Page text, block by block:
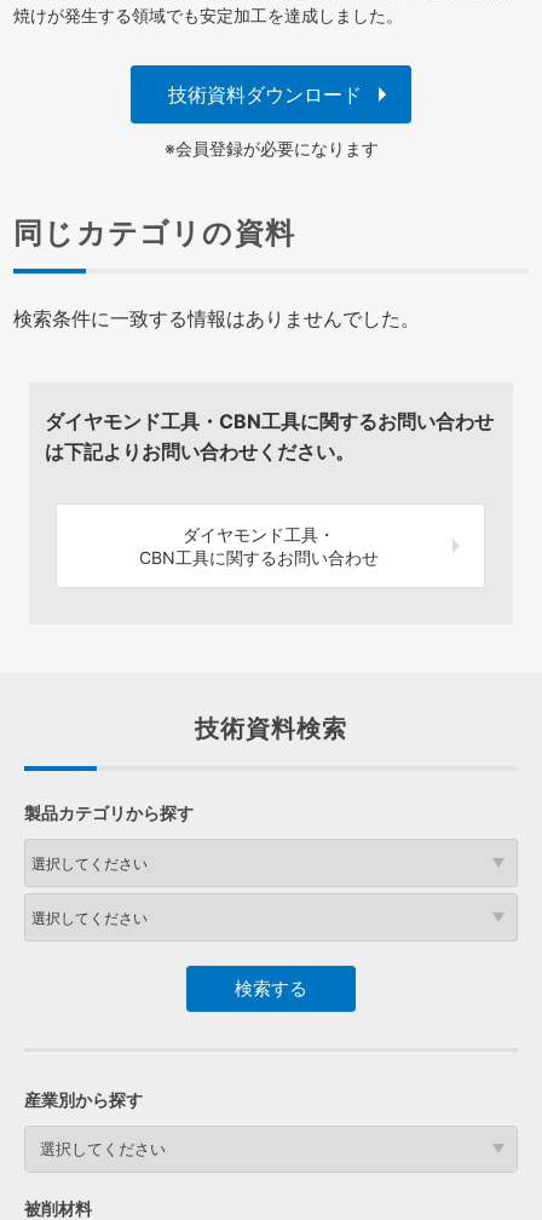
焼けが発生する領域でも安定加工を達成しました。
技術資料ダウンロード
※会員登録が必要になります
同じカテゴリの資料
検索条件に一致する情報はありませんでした。
ダイヤモンド工具・CBN工具に関するお問い合わせ
は下記よりお問い合わせください。
ダイヤモンド工具・
CBN工具に関するお問い合わせ
技術資料検索
製品カテゴリから探す
産業別から探す
選択してください
被削材料